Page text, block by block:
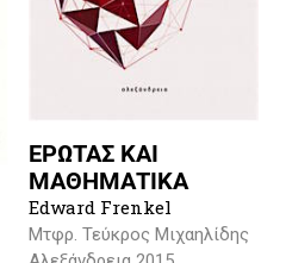
ΕΡΩΤΑΣ ΚΑΙ
ΜΑΘΗΜΑΤΙΚΑ
Edward Frenkel
Μτφρ. Τεύκρος Μιχαηλίδης